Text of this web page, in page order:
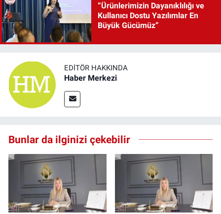
“Ürünlerimizin Dayanıklılığı ve
Kullanıcı Dostu Yazılımlar En
Büyük Gücümüz”
EDITÖR HAKKINDA
Haber Merkezi
Bunlar da ilginizi çekebilir